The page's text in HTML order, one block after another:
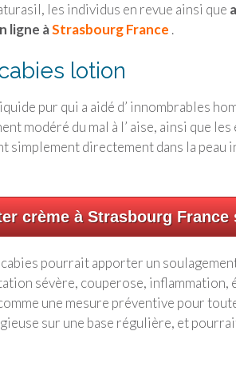
les individus en revue ainsi que
ligne àStrasbourg France .
lotion
pur qui a aidé d’ innombrables
modéré du mal à l’ aise, ainsi que
directement dans la peau
crème à Strasbourg France
pourrait apporter un
sévère, couperose, inflammation,
une mesure préventive pour
sur une base régulière, et